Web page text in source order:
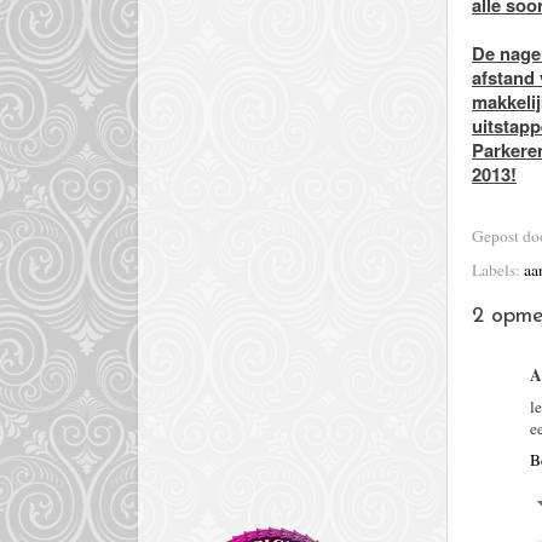
De
afstand
2013!
Gepost
Labels:
2